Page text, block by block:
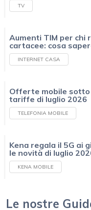
TV
Aumenti TIM per chi
cartacee: cosa
INTERNET CASA
Offerte mobile sotto
tariffe di luglio 2026
TELEFONIA MOBILE
Kena regala il 5G ai
le novità di luglio
KENA MOBILE
Le nostre